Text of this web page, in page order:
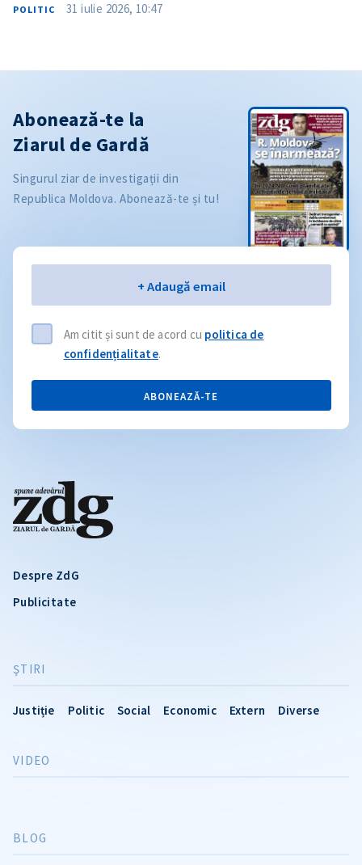
POLITIC 31 iulie 2026, 10:47
Despre ZdG
Publicitate
ŞTIRI
Justiție Politic Social Economic Extern Diverse
VIDEO
BLOG
Abonează-te la
Ziarul de Gardă
Singurul ziar de investigații din
Republica Moldova. Abonează-te și tu!
+ Adaugă email
Am citit și sunt de acord cu politica de
confidențialitate.
ABONEAZĂ-TE